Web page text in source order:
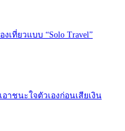
เที่ยวแบบ “Solo Travel”
าชนะใจตัวเองก่อนเสียเงิน